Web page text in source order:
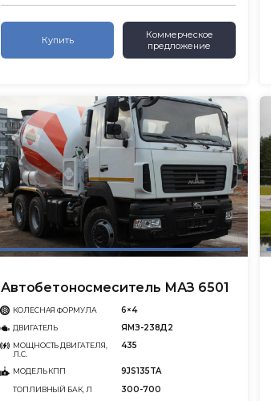
Купить
Коммерческое
предложение
Автобетоносмеситель МАЗ 6501
КОЛЕСНАЯ ФОРМУЛА 6×4
ДВИГАТЕЛЬ ЯМЗ-238Д2
МОЩНОСТЬ ДВИГАТЕЛЯ,
Л.С.
435
МОДЕЛЬ КПП 9JS135TA
ТОПЛИВНЫЙ БАК, Л 300-700